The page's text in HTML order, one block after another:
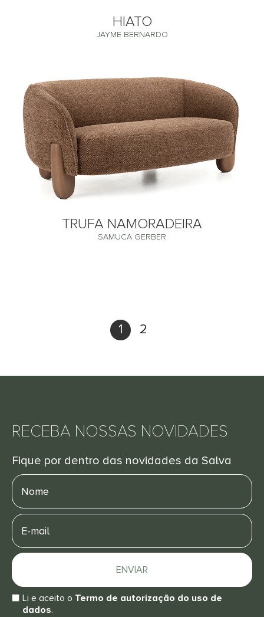
HIATO
JAYME BERNARDO
TRUFA NAMORADEIRA
SAMUCA GERBER
1 2
RECEBA NOSSAS NOVIDADES
Fique por dentro das novidades da Salva
Nome
E-
mail
ENVIAR
Li e aceito o Termo de autorização do uso de
dados.